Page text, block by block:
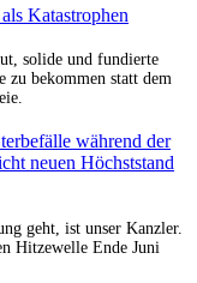
Katastrophen
solide und fundierte
bekommen statt dem
während der
neuen Höchststand
geht, ist unser Kanzler.
Hitzewelle Ende Juni